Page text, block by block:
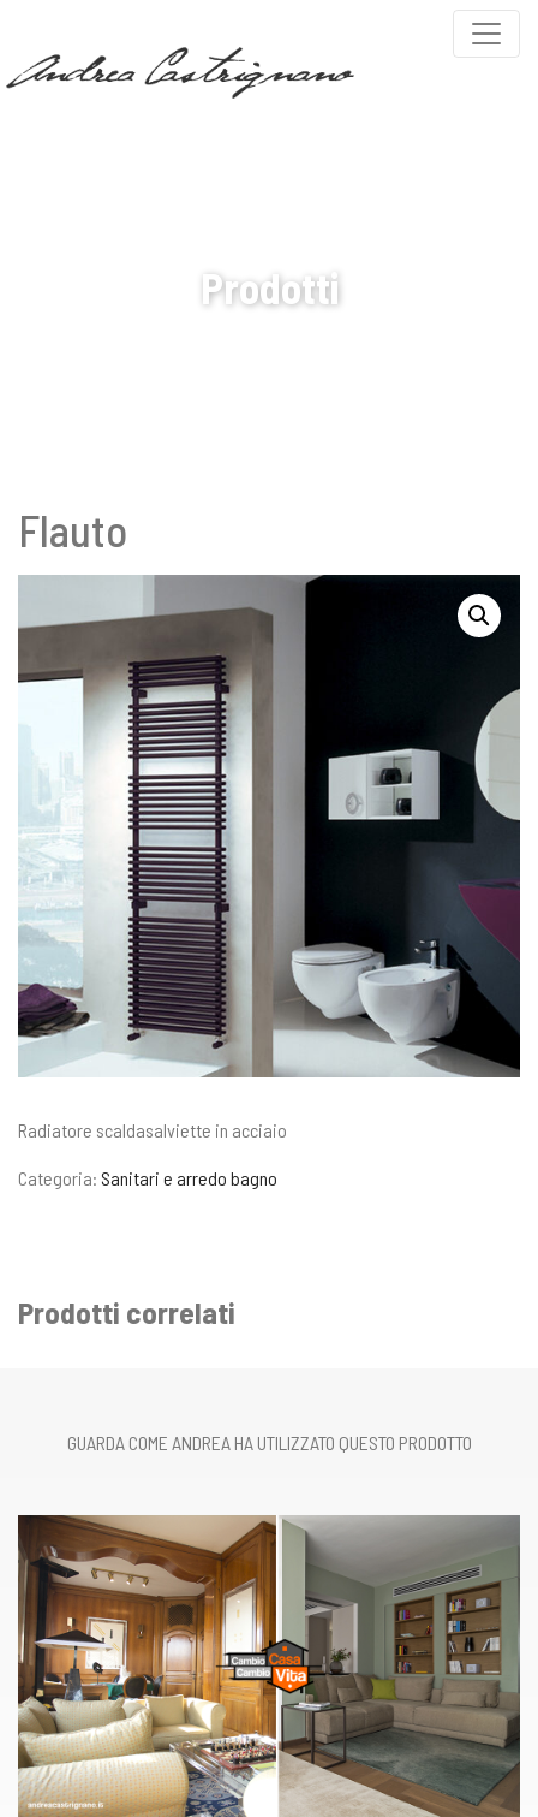
Prodotti
Flauto
Radiatore scaldasalviette in acciaio
Categoria: Sanitari e arredo bagno
Prodotti correlati
GUARDA COME ANDREA HA UTILIZZATO QUESTO PRODOTTO